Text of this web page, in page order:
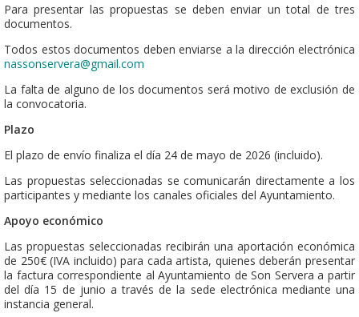
Para presentar las propuestas se deben enviar un total de tres
documentos.
Todos estos documentos deben enviarse a la dirección electrónica
nassonservera@gmail.com
La falta de alguno de los documentos será motivo de exclusión de
la convocatoria.
Plazo
El plazo de envío finaliza el día 24 de mayo de 2026 (incluido).
Las propuestas seleccionadas se comunicarán directamente a los
participantes y mediante los canales oficiales del Ayuntamiento.
Apoyo económico
Las propuestas seleccionadas recibirán una aportación económica
de 250€ (IVA incluido) para cada artista, quienes deberán presentar
la factura correspondiente al Ayuntamiento de Son Servera a partir
del día 15 de junio a través de la sede electrónica mediante una
instancia general.